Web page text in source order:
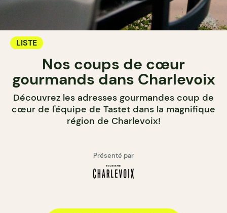
LISTE
Nos coups de cœur
gourmands dans Charlevoix
Découvrez les adresses gourmandes coup de
cœur de l'équipe de Tastet dans la magnifique
région de Charlevoix!
Présenté par